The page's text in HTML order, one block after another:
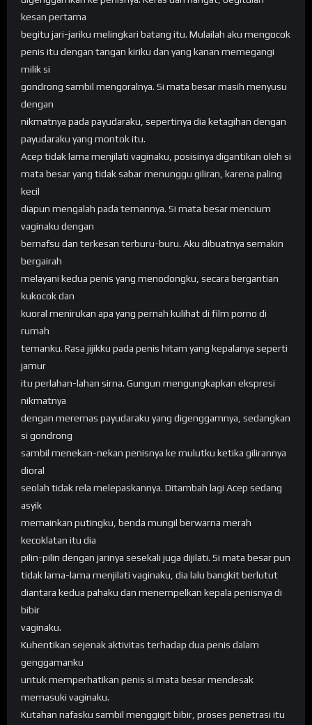
kesan pertama
begitu jari-jariku melingkari batang itu. Mulailah aku mengocok
penis itu dengan tangan kiriku dan yang kanan memegangi
milik si
gondrong sambil mengoralnya. Si mata besar masih menyusu
dengan
nikmatnya pada payudaraku, sepertinya dia ketagihan dengan
payudaraku yang montok itu.
Acep tidak lama menjilati vaginaku, posisinya digantikan oleh si
mata besar yang tidak sabar menunggu giliran, karena paling
kecil
diapun mengalah pada temannya. Si mata besar mencium
vaginaku dengan
bernafsu dan terkesan terburu-buru. Aku dibuatnya semakin
bergairah
melayani kedua penis yang menodongku, secara bergantian
kukocok dan
kuoral menirukan apa yang pernah kulihat di film porno di
rumah
temanku. Rasa jijikku pada penis hitam yang kepalanya seperti
jamur
itu perlahan-lahan sirna. Gungun mengungkapkan ekspresi
nikmatnya
dengan meremas payudaraku yang digenggamnya, sedangkan
si gondrong
sambil menekan-nekan penisnya ke mulutku ketika gilirannya
dioral
seolah tidak rela melepaskannya. Ditambah lagi Acep sedang
asyik
memainkan putingku, benda mungil berwarna merah
kecoklatan itu dia
pilin-pilin dengan jarinya sesekali juga dijilati. Si mata besar pun
tidak lama-lama menjilati vaginaku, dia lalu bangkit berlutut
diantara kedua pahaku dan menempelkan kepala penisnya di
bibir
vaginaku.
Kuhentikan sejenak aktivitas terhadap dua penis dalam
genggamanku
untuk memperhatikan penis si mata besar mendesak
memasuki vaginaku.
Kutahan nafasku sambil menggigit bibir, proses penetrasi itu